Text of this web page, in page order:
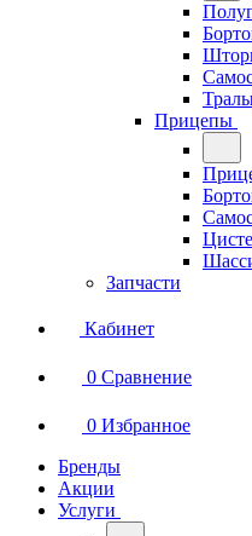
Прицепы
Запчасти
Кабинет
0 Сравнение
0 Избранное
Бренды
Акции
Услуги